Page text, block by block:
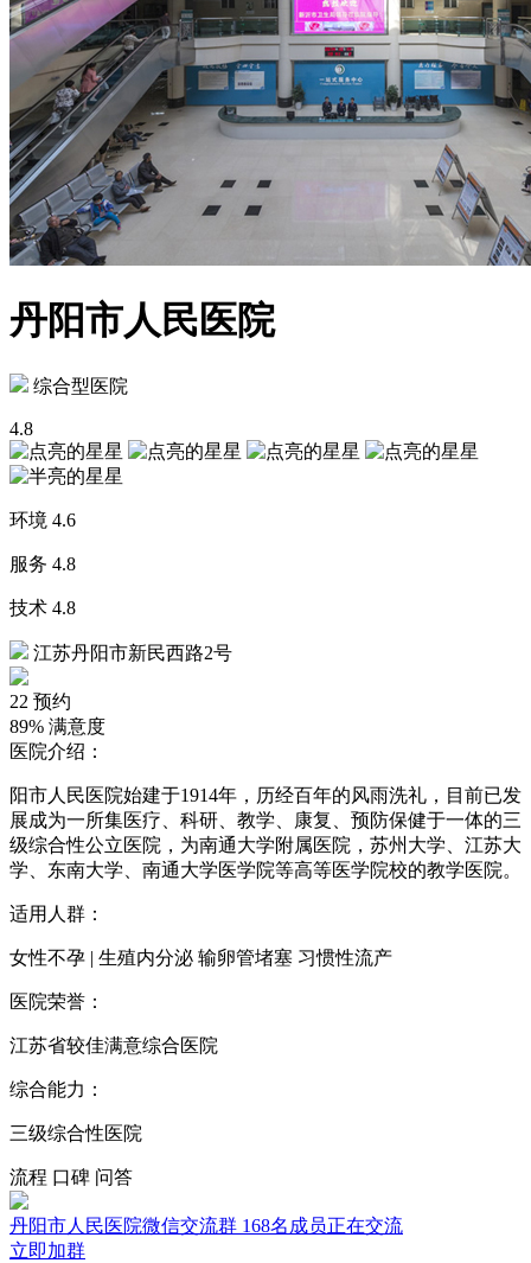
丹阳市人民医院
综合型医院
4.8
环境 4.6
服务 4.8
技术 4.8
江苏丹阳市新民西路2号
22 预约
89% 满意度
医院介绍：
阳市人民医院始建于1914年，历经百年的风雨洗礼，目前已发
展成为一所集医疗、科研、教学、康复、预防保健于一体的三
级综合性公立医院，为南通大学附属医院，苏州大学、江苏大
学、东南大学、南通大学医学院等高等医学院校的教学医院。
适用人群：
女性不孕 | 生殖内分泌 输卵管堵塞 习惯性流产
医院荣誉：
江苏省较佳满意综合医院
综合能力：
三级综合性医院
流程 口碑 问答
丹阳市人民医院微信交流群 168名成员正在交流
立即加群